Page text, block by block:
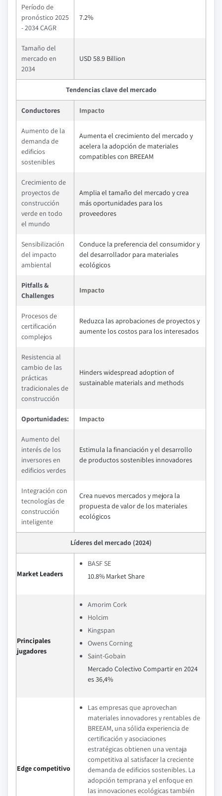
Período de
pronóstico 2025
- 2034 CAGR
7.2%
Tamaño del
mercado en
2034
USD 58.9 Billion
Tendencias clave del mercado
Conductores Impacto
Aumento de la
demanda de
edificios
sostenibles
Aumenta el crecimiento del mercado y
acelera la adopción de materiales
compatibles con BREEAM
Crecimiento de
proyectos de
construcción
verde en todo
el mundo
Amplia el tamaño del mercado y crea
más oportunidades para los
proveedores
Sensibilización
del impacto
ambiental
Conduce la preferencia del consumidor y
del desarrollador para materiales
ecológicos
Pitfalls &
Challenges
Impacto
Procesos de
certificación
complejos
Reduzca las aprobaciones de proyectos y
aumente los costos para los interesados
Resistencia al
cambio de las
prácticas
tradicionales de
construcción
Hinders widespread adoption of
sustainable materials and methods
Oportunidades: Impacto
Aumento del
interés de los
inversores en
edificios verdes
Estimula la financiación y el desarrollo
de productos sostenibles innovadores
Integración con
tecnologías de
construcción
inteligente
Crea nuevos mercados y mejora la
propuesta de valor de los materiales
ecológicos
Líderes del mercado (2024)
Market Leaders
BASF SE
10.8% Market Share
Principales
jugadores
Amorim Cork
Holcim
Kingspan
Owens Corning
Saint-Gobain
Mercado Colectivo Compartir en 2024
es 36,4%
Edge competitivo
Las empresas que aprovechan
materiales innovadores y rentables de
BREEAM, una sólida experiencia de
certificación y asociaciones
estratégicas obtienen una ventaja
competitiva al satisfacer la creciente
demanda de edificios sostenibles. La
adopción temprana y el enfoque en
las innovaciones ecológicas también